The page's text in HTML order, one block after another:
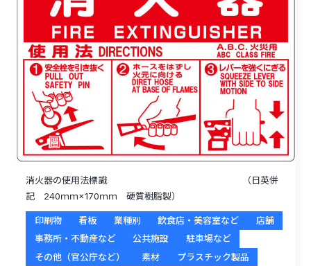
消火器の使用法標識 （日英併
記 240ｍｍ×170ｍｍ 硬質樹脂製）
印刷物 看板 業種別 飲食店・美容室など
店舗
事務所・不動産など
公共施設
駐車場など
その他（官公庁など）
素材
プラスチック製品